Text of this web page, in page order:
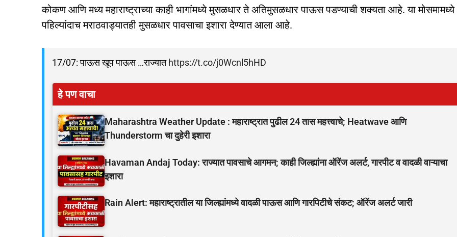
कोकण आणि मध्य महाराष्ट्राच्या काही भागांमध्ये मुसळधार ते अतिमुसळधार पाऊस पडण्याची शक्यता आहे. या मोसमामध्ये
पहिल्यांदाच मराठवाड्यातही मुसळधार पावसाचा इशारा देण्यात आला आहे.
17/07: पाऊस खूप पाऊस …राज्यात https://t.co/j0Wcnl5hHD
हे पण वाचा
Maharashtra Weather Update : महाराष्ट्रात पुढील 24 तास महत्त्वाचे; Heatwave आणि
Thunderstorm चा दुहेरी इशारा
Havaman Andaj Today: राज्यात पावसाचे आगमन; काही जिल्ह्यांना ऑरेंज अलर्ट, गारपीट व वादळी वाऱ्याचा
इशारा
Rain Alert: महाराष्ट्रातील या जिल्ह्यांमध्ये वादळी पाऊस आणि गारपिटीचे संकट; ऑरेंज अलर्ट जारी